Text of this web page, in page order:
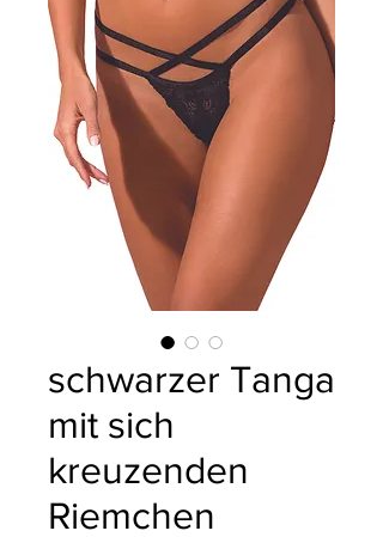
schwarzer Tanga
mit sich
kreuzenden
Riemchen